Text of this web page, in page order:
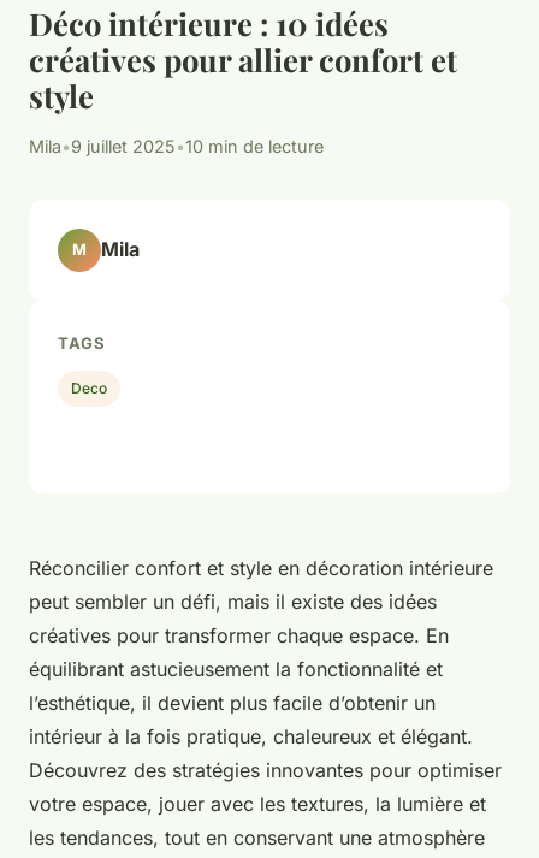
Déco intérieure : 10 idées
créatives pour allier confort et
style
Mila•9 juillet 2025•10 min de lecture
Réconcilier confort et style en décoration intérieure
peut sembler un défi, mais il existe des idées
créatives pour transformer chaque espace. En
équilibrant astucieusement la fonctionnalité et
l’esthétique, il devient plus facile d’obtenir un
intérieur à la fois pratique, chaleureux et élégant.
Découvrez des stratégies innovantes pour optimiser
votre espace, jouer avec les textures, la lumière et
les tendances, tout en conservant une atmosphère
M Mila
TAGS
Deco